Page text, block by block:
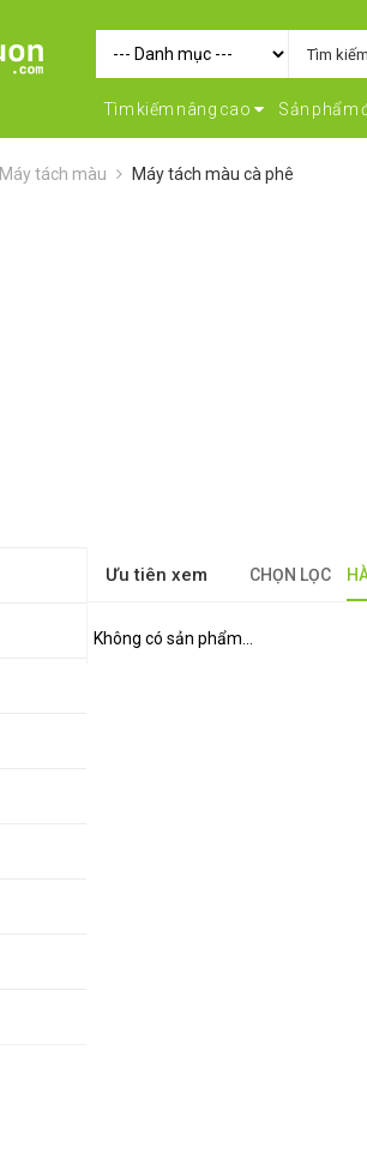
Tìm kiếm nâng cao Sản phẩm
Máy tách màu Máy tách màu cà phê
Ưu tiên xem CHỌN LỌC
Không có sản phẩm...